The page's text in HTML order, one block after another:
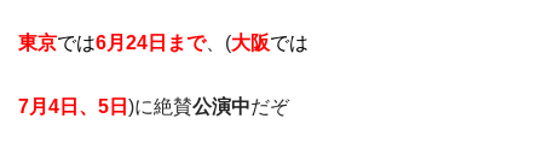
東京では6月24日 まで、(大阪では
7月4日、5日 )に絶賛公演中だぞ